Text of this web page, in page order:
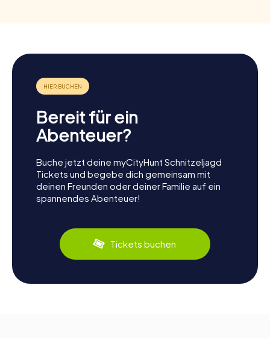
Bereit für ein
Abenteuer?
Buche jetzt deine myCityHunt Schnitzeljagd
Tickets und begebe dich gemeinsam mit
deinen Freunden oder deiner Familie auf ein
spannendes Abenteuer!
Tickets buchen